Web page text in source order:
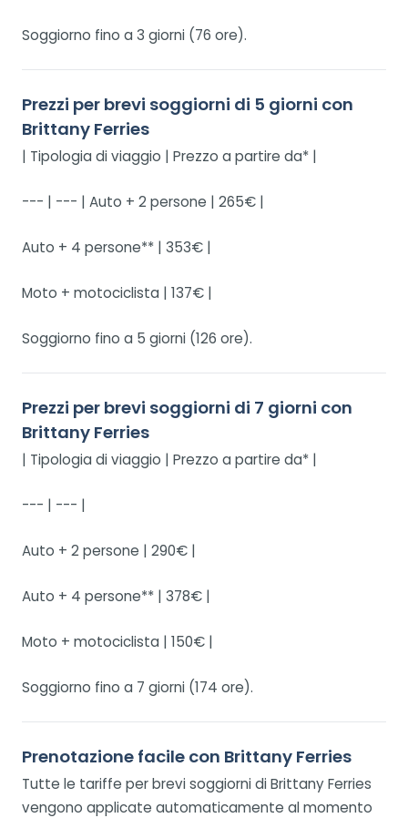
Soggiorno fino a 3 giorni (76 ore).
Prezzi per brevi soggiorni di 5 giorni con
Brittany Ferries
| Tipologia di viaggio | Prezzo a partire da* |
--- | --- | Auto + 2 persone | 265€ |
Auto + 4 persone** | 353€ |
Moto + motociclista | 137€ |
Soggiorno fino a 5 giorni (126 ore).
Prezzi per brevi soggiorni di 7 giorni con
Brittany Ferries
| Tipologia di viaggio | Prezzo a partire da* |
--- | --- |
Auto + 2 persone | 290€ |
Auto + 4 persone** | 378€ |
Moto + motociclista | 150€ |
Soggiorno fino a 7 giorni (174 ore).
Prenotazione facile con Brittany Ferries
Tutte le tariffe per brevi soggiorni di Brittany Ferries
vengono applicate automaticamente al momento